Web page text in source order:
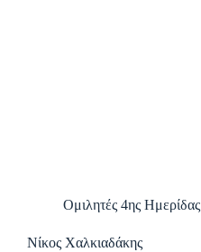
Ομιλητές 4ης Ημερίδας
Νίκος Χαλκιαδάκης